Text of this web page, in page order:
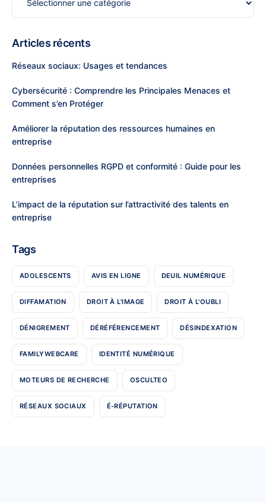
Articles récents
Réseaux sociaux: Usages et tendances
Cybersécurité : Comprendre les Principales Menaces et
Comment s’en Protéger
Améliorer la réputation des ressources humaines en
entreprise
Données personnelles RGPD et conformité : Guide pour les
entreprises
L’impact de la réputation sur l’attractivité des talents en
entreprise
Tags
ADOLESCENTS AVIS EN LIGNE DEUIL NUMÉRIQUE
DIFFAMATION DROIT À L'IMAGE DROIT À L'OUBLI
DÉNIGREMENT DÉRÉFÉRENCEMENT DÉSINDEXATION
FAMILYWEBCARE IDENTITÉ NUMÉRIQUE
MOTEURS DE RECHERCHE OSCULTEO
RÉSEAUX SOCIAUX É-RÉPUTATION